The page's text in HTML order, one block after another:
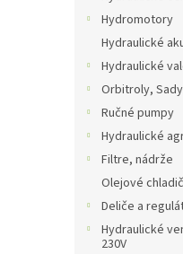
Hydromotory
Hydraulické
Hydraulické
Orbitroly,
Ručné pumpy
Hydraulické
Filtre, nádrže
Olejové
Deliče a
Hydraulické
230V